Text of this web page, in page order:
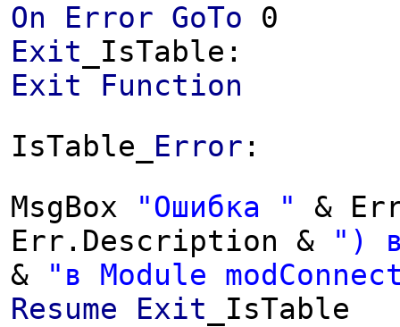
On
Error GoTo 0
Exit _IsTable:
Exit
Function
IsTable_ Error :
MsgBox
"Ошибка "
&
Err.Description &
")
&
"в Module
Resume
Exit _IsTable